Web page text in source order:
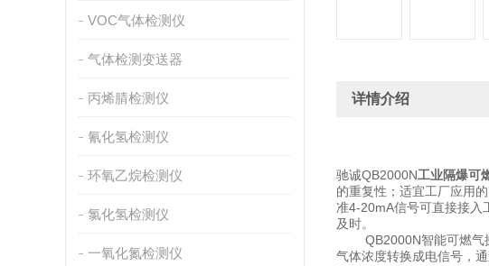
VOC气体检测仪
气体检测变送器
丙烯腈检测仪
氰化氢检测仪
环氧乙烷检测仪
氯化氢检测仪
一氧化氮检测仪
详情介绍
驰诚QB2000N工业隔爆可
的重复性；适宜工厂应用
准4-20mA信号可直接接入
及时。
QB2000N智能可燃气探
气体浓度转换成电信号，